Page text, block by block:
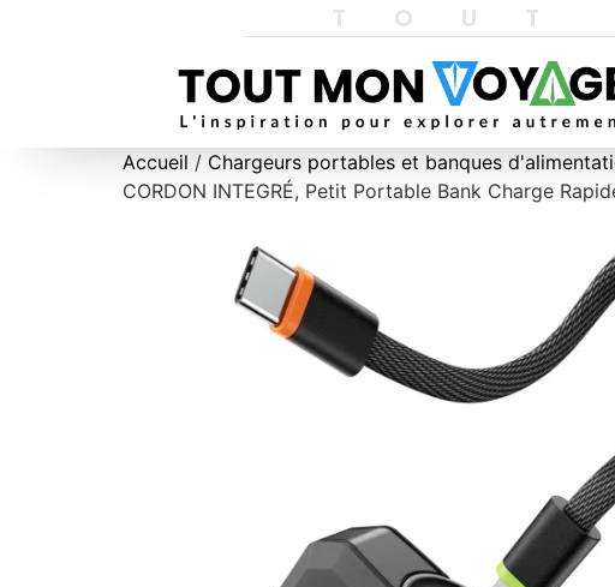
TOUT
Accueil / Chargeurs portables et banques
CORDON INTEGRÉ, Petit Portable Bank Charge